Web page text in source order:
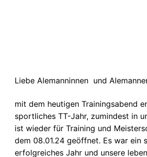
Liebe Alemanninnen und
mit dem heutigen Trainingsabend
sportliches TT-Jahr, zumindest in
ist wieder für Training und
dem 08.01.24 geöffnet. Es war ein
erfolgreiches Jahr und unsere